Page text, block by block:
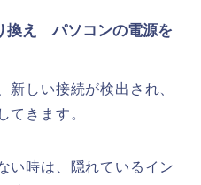
換え パソコンの電源を
新しい接続が検出され、
てきます。
い時は、隠れているイン